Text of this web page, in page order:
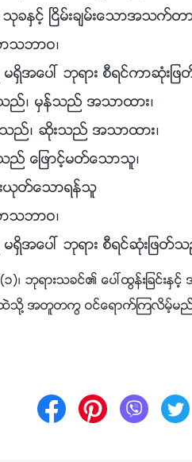
ႏွင့္ ၿငိမ္းခ်မ္းေသာအသက္တ
သဘာဝ၊
ရွိ မရွိအေပၚ ဘုရား စီရင္ကာဆုံး
ည္၊ မွန္သည္ အသာထား၊
ည္၊ ဆိုးသည္ အသာထား၊
ေျဖာင့္မတ္ေသာသူ၊
ယုတ္ေသာရန္သူ
သဘာဝ၊
မရွိအေပၚ ဘုရား စီရင္ဆုံးျဖတ္
၊ ဘုရားသခင္၏ ေပၚထြန္းျခင္း
ထဲသို႔ အတူတကြ ဝင္ေရာက္ၾကလိမ့္မ